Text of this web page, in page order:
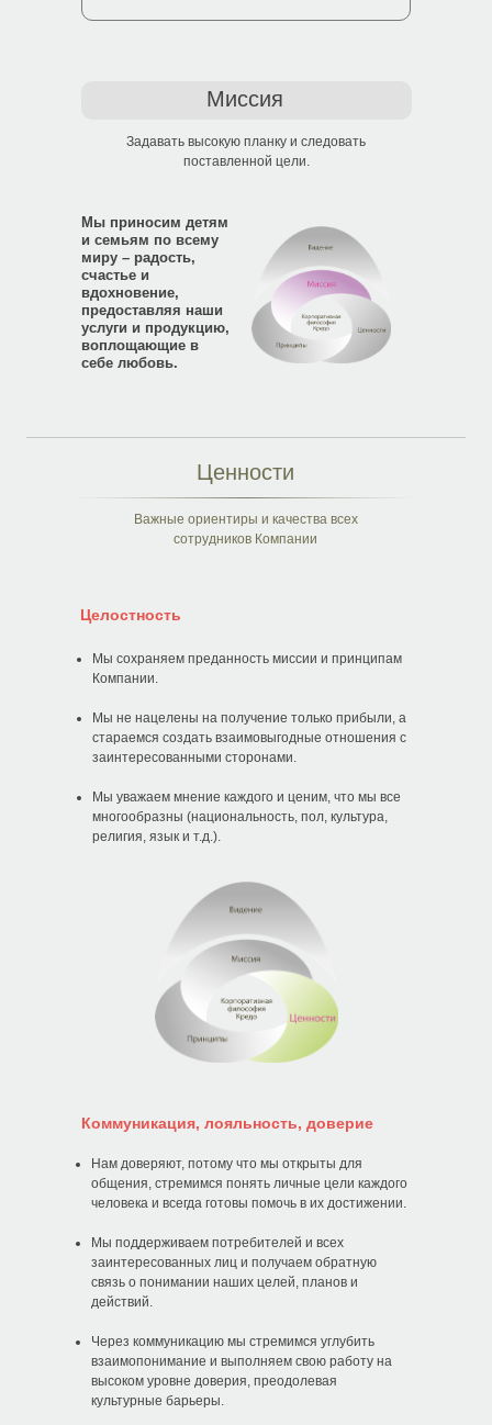
Задавать высокую планку и следовать
поставленной цели.
Миссия
Мы приносим детям
и семьям по всему
миру – радость,
счастье и
вдохновение,
предоставляя наши
услуги и продукцию,
воплощающие в
себе любовь.
Коммуникация, лояльность, доверие
Нам доверяют, потому что мы открыты для
общения, стремимся понять личные цели каждого
человека и всегда готовы помочь в их достижении.
Мы поддерживаем потребителей и всех
заинтересованных лиц и получаем обратную
связь о понимании наших целей, планов и
действий.
Через коммуникацию мы стремимся углубить
взаимопонимание и выполняем свою работу на
высоком уровне доверия, преодолевая
культурные барьеры.
Целостность
Мы сохраняем преданность миссии и принципам
Компании.
Мы не нацелены на получение только прибыли, а
стараемся создать взаимовыгодные отношения с
заинтересованными сторонами.
Мы уважаем мнение каждого и ценим, что мы все
многообразны (национальность, пол, культура,
религия, язык и т.д.).
Ценности
Важные ориентиры и качества всех
сотрудников Компании